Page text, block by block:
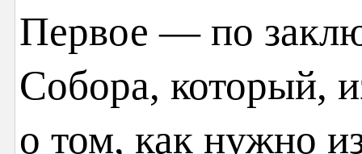
Первое — по
Собора, который,
о том, как нужно